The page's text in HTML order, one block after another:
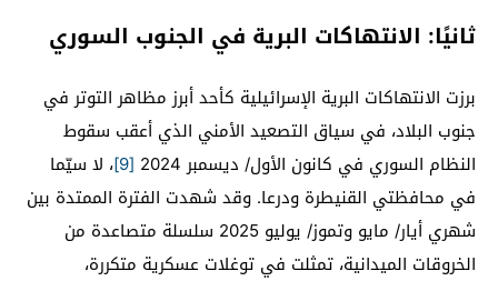
ثانيًا: الانتهاكات البرية في الجنوب السوري
برزت الانتهاكات البرية الإسرائيلية كأحد أبرز مظاهر التوتر في
جنوب البلاد، في سياق التصعيد الأمني الذي أعقب سقوط
النظام السوري في كانون الأول/ ديسمبر 2024
[9] ، لا سيّما
في محافظتي القنيطرة ودرعا. وقد شهدت الفترة الممتدة بين
شهري أيار/ مايو وتموز/ يوليو 2025 سلسلة متصاعدة من
الخروقات الميدانية، تمثلت في توغلات عسكرية متكررة،